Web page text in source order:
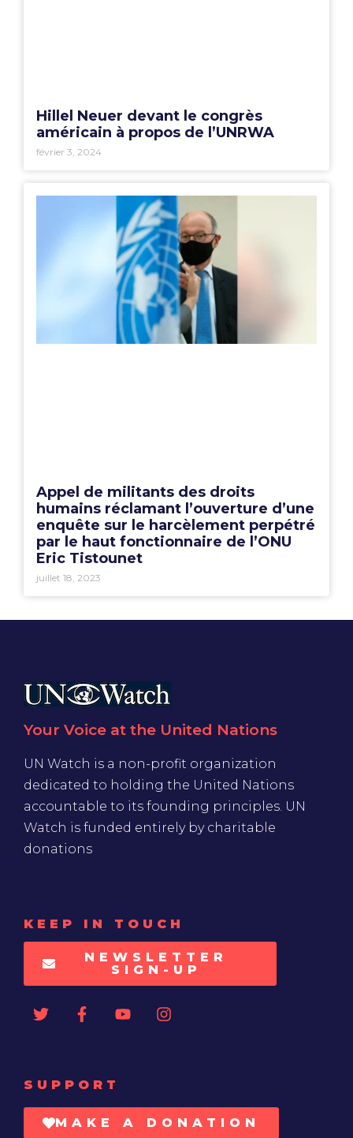
Hillel Neuer devant le congrès
américain à propos de l’UNRWA
février 3, 2024
Appel de militants des droits
humains réclamant l’ouverture d’une
enquête sur le harcèlement perpétré
par le haut fonctionnaire de l’ONU
Eric Tistounet
juillet 18, 2023
Your Voice at the United Nations
UN Watch is a non-profit organization
dedicated to holding the United Nations
accountable to its founding principles. UN
Watch is funded entirely by charitable
donations
KEEP IN TOUCH
NEWSLETTER
SIGN-UP
SUPPORT
MAKE A DONATION